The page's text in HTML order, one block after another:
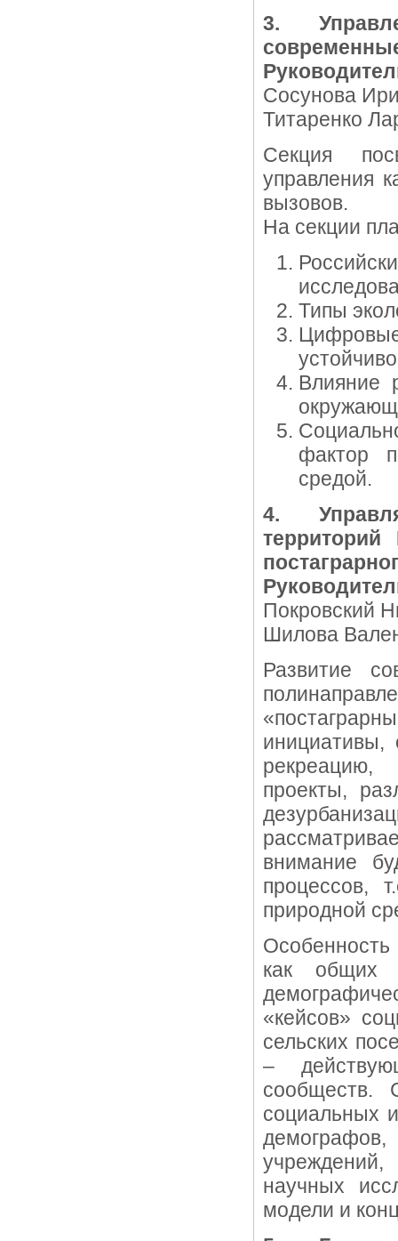
3.
Сосунова
Титаренко
Секция
управления
вызовов.
На секции
Типы
Влияние
фактор
средой.
4.
Покровский
Шилова
Развитие
инициативы,
рекреацию,
проекты,
внимание
процессов,
природной
Особенность
как общих
«кейсов»
сельских
–
сообществ.
социальных
научных
модели и